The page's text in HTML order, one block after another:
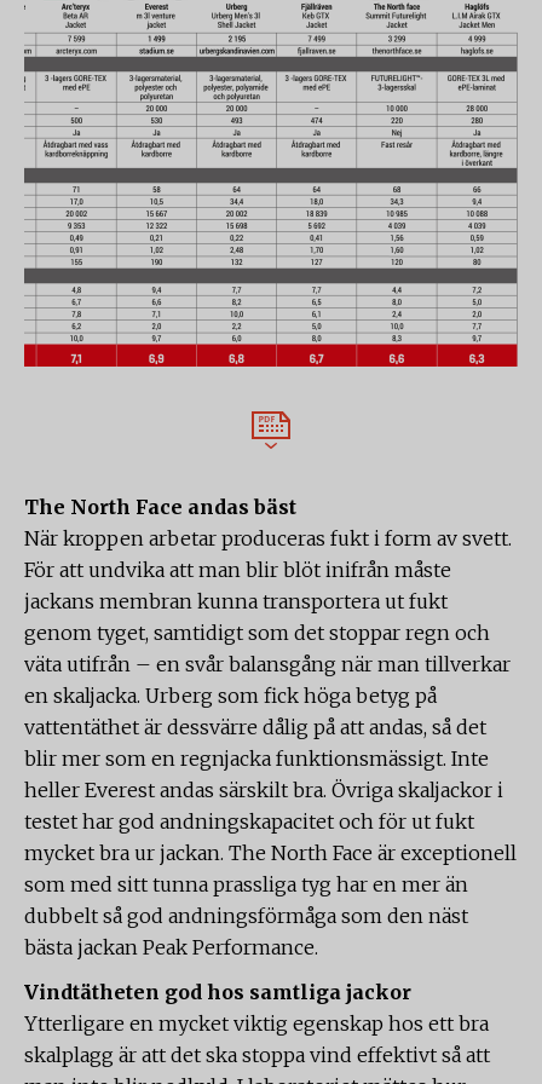
The North Face andas bäst
När kroppen arbetar produceras fukt i form av svett.
För att undvika att man blir blöt inifrån måste
jackans membran kunna transportera ut fukt
genom tyget, samtidigt som det stoppar regn och
väta utifrån – en svår balansgång när man tillverkar
en skaljacka. Urberg som fick höga betyg på
vattentäthet är dessvärre dålig på att andas, så det
blir mer som en regnjacka funktionsmässigt. Inte
heller Everest andas särskilt bra. Övriga skaljackor i
testet har god andningskapacitet och för ut fukt
mycket bra ur jackan. The North Face är exceptionell
som med sitt tunna prassliga tyg har en mer än
dubbelt så god andningsförmåga som den näst
bästa jackan Peak Performance.
Vindtätheten god hos samtliga jackor
Ytterligare en mycket viktig egenskap hos ett bra
skalplagg är att det ska stoppa vind effektivt så att